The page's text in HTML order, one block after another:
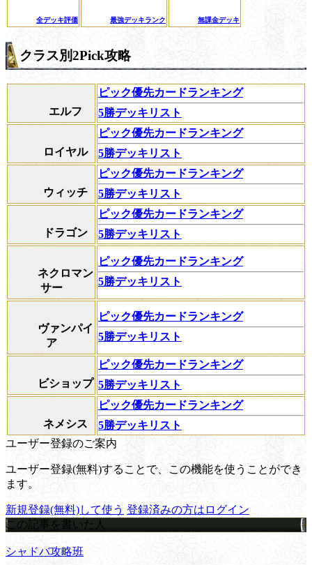
全デッキ評価 最強デッキランク 無課金デッキ
クラス別2Pick攻略
エルフ
ピック優先カードランキング
5勝デッキリスト
ロイヤル
ピック優先カードランキング
5勝デッキリスト
ウィッチ
ピック優先カードランキング
5勝デッキリスト
ドラゴン
ピック優先カードランキング
5勝デッキリスト
ネクロマン
サー
ピック優先カードランキング
5勝デッキリスト
ヴァンパイ
ア
ピック優先カードランキング
5勝デッキリスト
ビショップ
ピック優先カードランキング
5勝デッキリスト
ネメシス
ピック優先カードランキング
5勝デッキリスト
ユーザー登録のご案内
ユーザー登録(無料)することで、この機能を使うことができ
ます。
新規登録(無料)して使う 登録済みの方はログイン
この記事を書いた人
シャドバ攻略班